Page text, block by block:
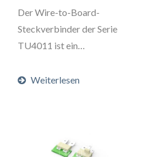
Der Wire-to-Board-
Steckverbinder der Serie
TU4011 ist ein
Rastermaß...
Weiterlesen